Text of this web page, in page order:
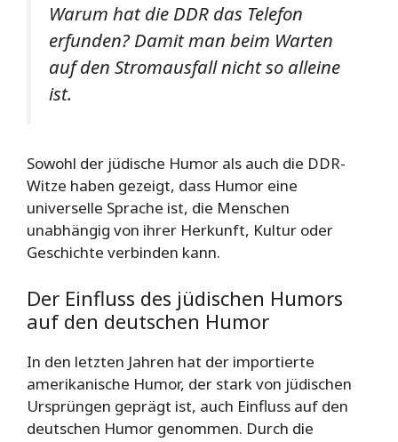
Warum hat die DDR das Telefon
erfunden? Damit man beim Warten
auf den Stromausfall nicht so alleine
ist.
Sowohl der jüdische Humor als auch die DDR-
Witze haben gezeigt, dass Humor eine
universelle Sprache ist, die Menschen
unabhängig von ihrer Herkunft, Kultur oder
Geschichte verbinden kann.
Der Einfluss des jüdischen Humors
auf den deutschen Humor
In den letzten Jahren hat der importierte
amerikanische Humor, der stark von jüdischen
Ursprüngen geprägt ist, auch Einfluss auf den
deutschen Humor genommen. Durch die